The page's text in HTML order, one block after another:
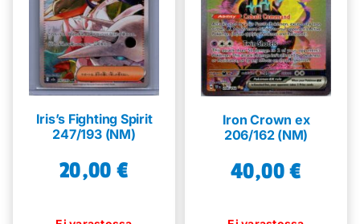
Iris’s Fighting Spirit
247/193 (NM)
20,00 €
Iron Crown ex
206/162 (NM)
40,00€